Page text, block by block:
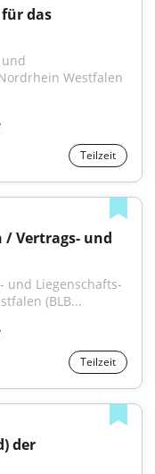
das
Westfalen
Teilzeit
Vertrags- und
und Liegenschafts­
(BLB...
Teilzeit
der